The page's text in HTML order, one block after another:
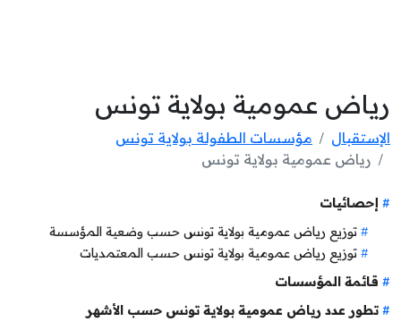
رياض عمومية بولاية تونس
الإستقبال
مؤسسات الطفولة بولاية تونس
رياض عمومية بولاية تونس
إحصائيات
توزيع رياض عمومية بولاية تونس حسب وضعية المؤسسة
توزيع رياض عمومية بولاية تونس حسب المعتمديات
قائمة المؤسسات
تطور عدد رياض عمومية بولاية تونس حسب الأشهر